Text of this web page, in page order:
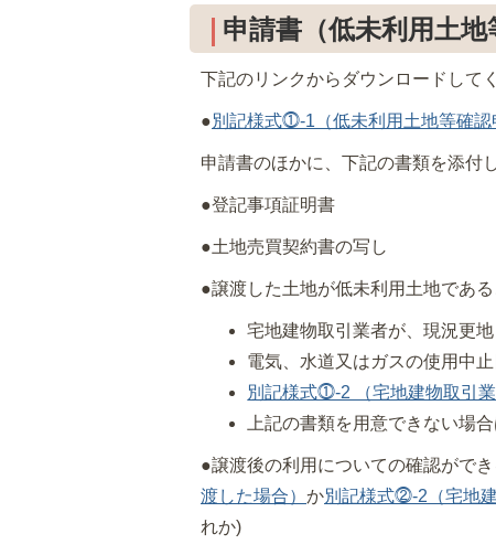
申請書（低未利用土地
下記のリンクからダウンロードして
●別記様式⓵-1（低未利用土地等確認
申請書のほかに、下記の書類を添付
●登記事項証明書
●土地売買契約書の写し
●譲渡した土地が低未利用土地であ
宅地建物取引業者が、現況更
電気、水道又はガスの使用中
別記様式⓵-2 （宅地建物取引
上記の書類を用意できない場
●譲渡後の利用についての確認がで
渡した場合） か別記様式⓶-2（宅地
れか)